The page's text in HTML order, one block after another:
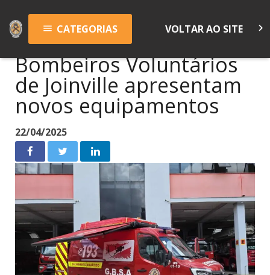
menu CATEGORIAS VOLTAR AO SITE keyboard_arrow_right
Bombeiros Voluntários
de Joinville apresentam
novos equipamentos
22/04/2025